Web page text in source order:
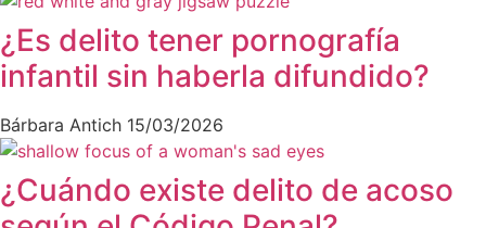
¿Es delito tener pornografía
infantil sin haberla difundido?
Bárbara Antich 15/03/2026
¿Cuándo existe delito de acoso